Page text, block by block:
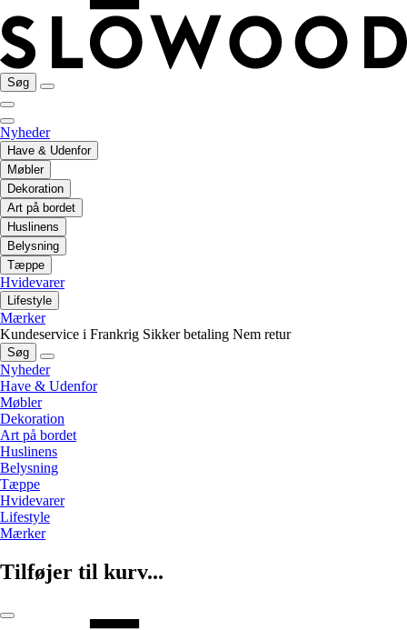
Søg
Nyheder
Have & Udenfor
Møbler
Dekoration
Art på bordet
Huslinens
Belysning
Tæppe
Hvidevarer
Lifestyle
Mærker
Kundeservice i Frankrig Sikker betaling Nem retur
Søg
Nyheder
Have & Udenfor
Møbler
Dekoration
Art på bordet
Huslinens
Belysning
Tæppe
Hvidevarer
Lifestyle
Mærker
Tilføjer til kurv...